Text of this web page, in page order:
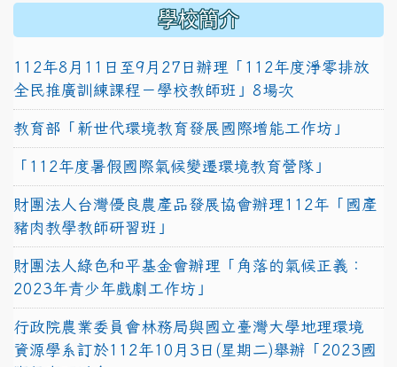
學校簡介
112年8月11日至9月27日辦理「112年度淨零排放
全民推廣訓練課程－學校教師班」8場次
教育部「新世代環境教育發展國際增能工作坊」
「112年度暑假國際氣候變遷環境教育營隊」
財團法人台灣優良農產品發展協會辦理112年「國產
豬肉教學教師研習班」
財團法人綠色和平基金會辦理「角落的氣候正義：
2023年青少年戲劇工作坊」
行政院農業委員會林務局與國立臺灣大學地理環境
資源學系訂於112年10月3日(星期二)舉辦「2023國